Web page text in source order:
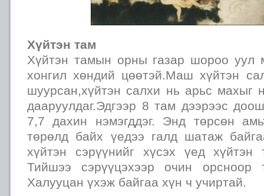
Хүйтэн там
Хүйтэн тамын орны газар шороо уул
хонгил хөндий цөөтэй.Маш хүйтэн
шуурсан,хүйтэн салхи нь арьс махыг
дааруулдаг.Эдгээр 8 там дээрээс
7,7 дахин нэмэгддэг. Энд төрсөн
төрөлд байх үедээ галд шатаж
хүйтэн сэрүүнийг хүсэх үед
Тийшээ сэрүүцэхээр очин орсноор
Халууцан үхэж байгаа хүн ч учиртай.